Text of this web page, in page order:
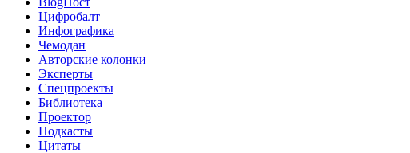
Цифробалт
Инфографика
Чемодан
Авторские колонки
Эксперты
Спецпроекты
Библиотека
Проектор
Подкасты
Цитаты